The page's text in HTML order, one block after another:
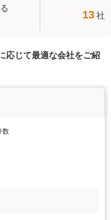
13社
応じて最適な会社をご紹
数